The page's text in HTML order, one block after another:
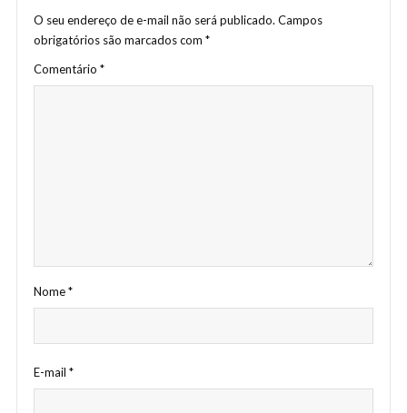
O seu endereço de e-mail não será publicado. Campos
obrigatórios são marcados com *
Comentário *
Nome*
E-mail *